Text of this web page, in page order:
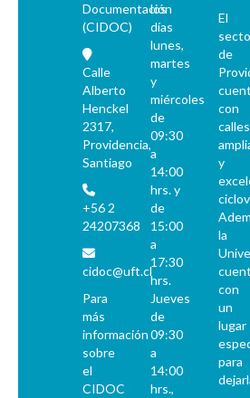
Documentación
(CIDOC)
Calle
Alberto
Henckel
2317,
Providencia,
Santiago
+56 2
24207368
cidoc@uft.cl
Para
más
información
sobre
el
CIDOC
los
días
lunes,
martes
y
miércoles
de
09:30
a
14:00
hrs. y
de
15:00
a
17:30
hrs.
Jueves
de
09:30
a
14:00
hrs.,
El
de
con
calles
y
la
con
un
lugar
para